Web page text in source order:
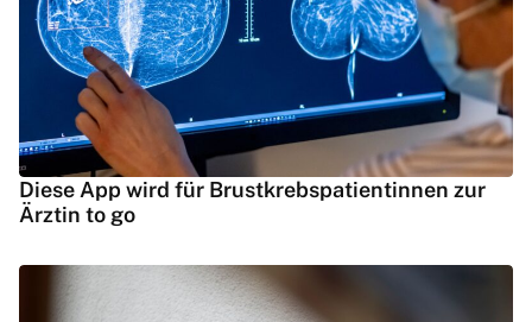
Diese App wird für Brustkrebspatientinnen zur
Ärztin to go